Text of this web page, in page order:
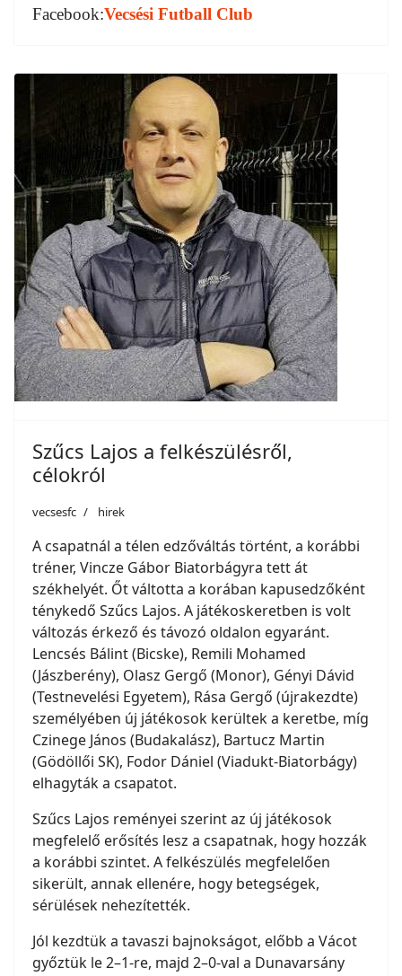
Facebook:Vecsési Futball Club
Szűcs Lajos a felkészülésről,
célokról
vecsesfc hirek
A csapatnál a télen edzőváltás történt, a korábbi
tréner, Vincze Gábor Biatorbágyra tett át
székhelyét. Őt váltotta a korában kapusedzőként
ténykedő Szűcs Lajos. A játékoskeretben is volt
változás érkező és távozó oldalon egyaránt.
Lencsés Bálint (Bicske), Remili Mohamed
(Jászberény), Olasz Gergő (Monor), Gényi Dávid
(Testnevelési Egyetem), Rása Gergő (újrakezdte)
személyében új játékosok kerültek a keretbe, míg
Czinege János (Budakalász), Bartucz Martin
(Gödöllői SK), Fodor Dániel (Viadukt-Biatorbágy)
elhagyták a csapatot.
Szűcs Lajos reményei szerint az új játékosok
megfelelő erősítés lesz a csapatnak, hogy hozzák
a korábbi szintet. A felkészülés megfelelően
sikerült, annak ellenére, hogy betegségek,
sérülések nehezítették.
Jól kezdtük a tavaszi bajnokságot, előbb a Vácot
győztük le 2–1-re, majd 2–0-val a Dunavarsány